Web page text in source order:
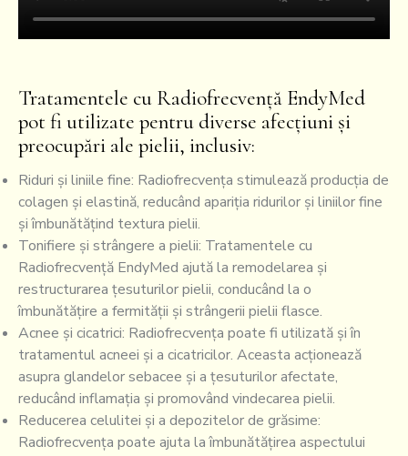
Tratamentele cu Radiofrecvență EndyMed
pot fi utilizate pentru diverse afecțiuni și
preocupări ale pielii, inclusiv:
Riduri și liniile fine: Radiofrecvența stimulează producția de
colagen și elastină, reducând apariția ridurilor și liniilor fine
și îmbunătățind textura pielii.
Tonifiere și strângere a pielii: Tratamentele cu
Radiofrecvență EndyMed ajută la remodelarea și
restructurarea țesuturilor pielii, conducând la o
îmbunătățire a fermității și strângerii pielii flasce.
Acnee și cicatrici: Radiofrecvența poate fi utilizată și în
tratamentul acneei și a cicatricilor. Aceasta acționează
asupra glandelor sebacee și a țesuturilor afectate,
reducând inflamația și promovând vindecarea pielii.
Reducerea celulitei și a depozitelor de grăsime:
Radiofrecvența poate ajuta la îmbunătățirea aspectului